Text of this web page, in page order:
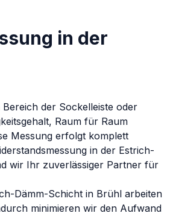
in der
der Sockelleiste oder
Raum für Raum
Messung erfolgt komplett
in der Estrich-
wir Ihr zuverlässiger Partner für
Dämm-Schicht in Brühl arbeiten
minimieren wir den Aufwand